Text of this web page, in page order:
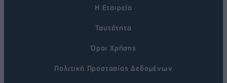
Η Εταιρεία
Ταυτότητα
Όροι Χρήσης
Πολιτική Προστασίας Δεδομένων